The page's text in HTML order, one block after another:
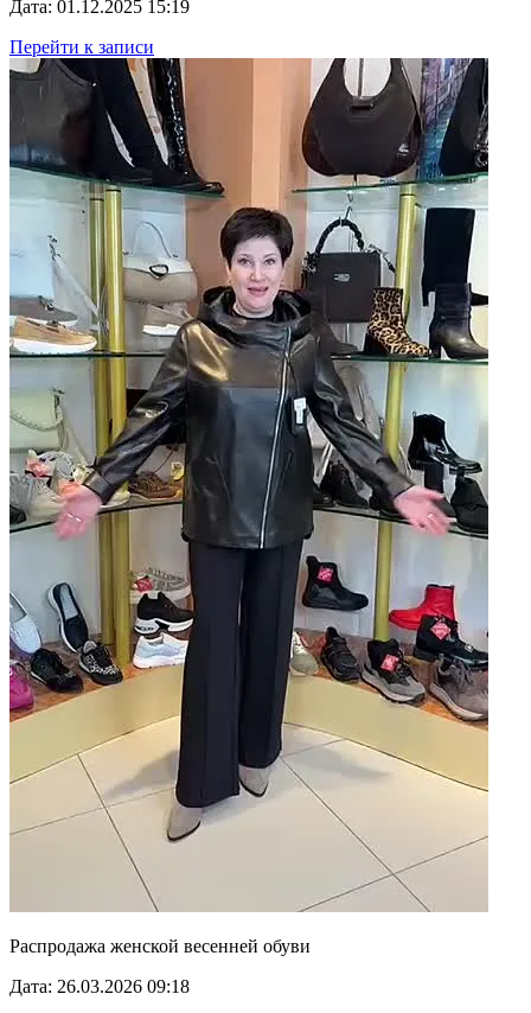
Дата: 01.12.2025 15:19
Перейти к записи
Распродажа женской весенней обуви
Дата: 26.03.2026 09:18